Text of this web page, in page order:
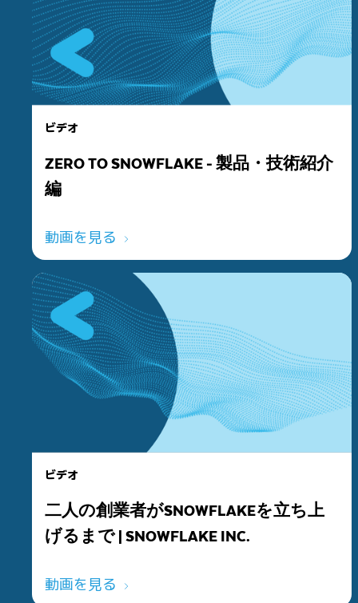
ビデオ
ZERO TO SNOWFLAKE - 製品・技術紹介
編
動画を見る
ビデオ
二人の創業者がSNOWFLAKEを立ち上
げるまで | SNOWFLAKE INC.
動画を見る